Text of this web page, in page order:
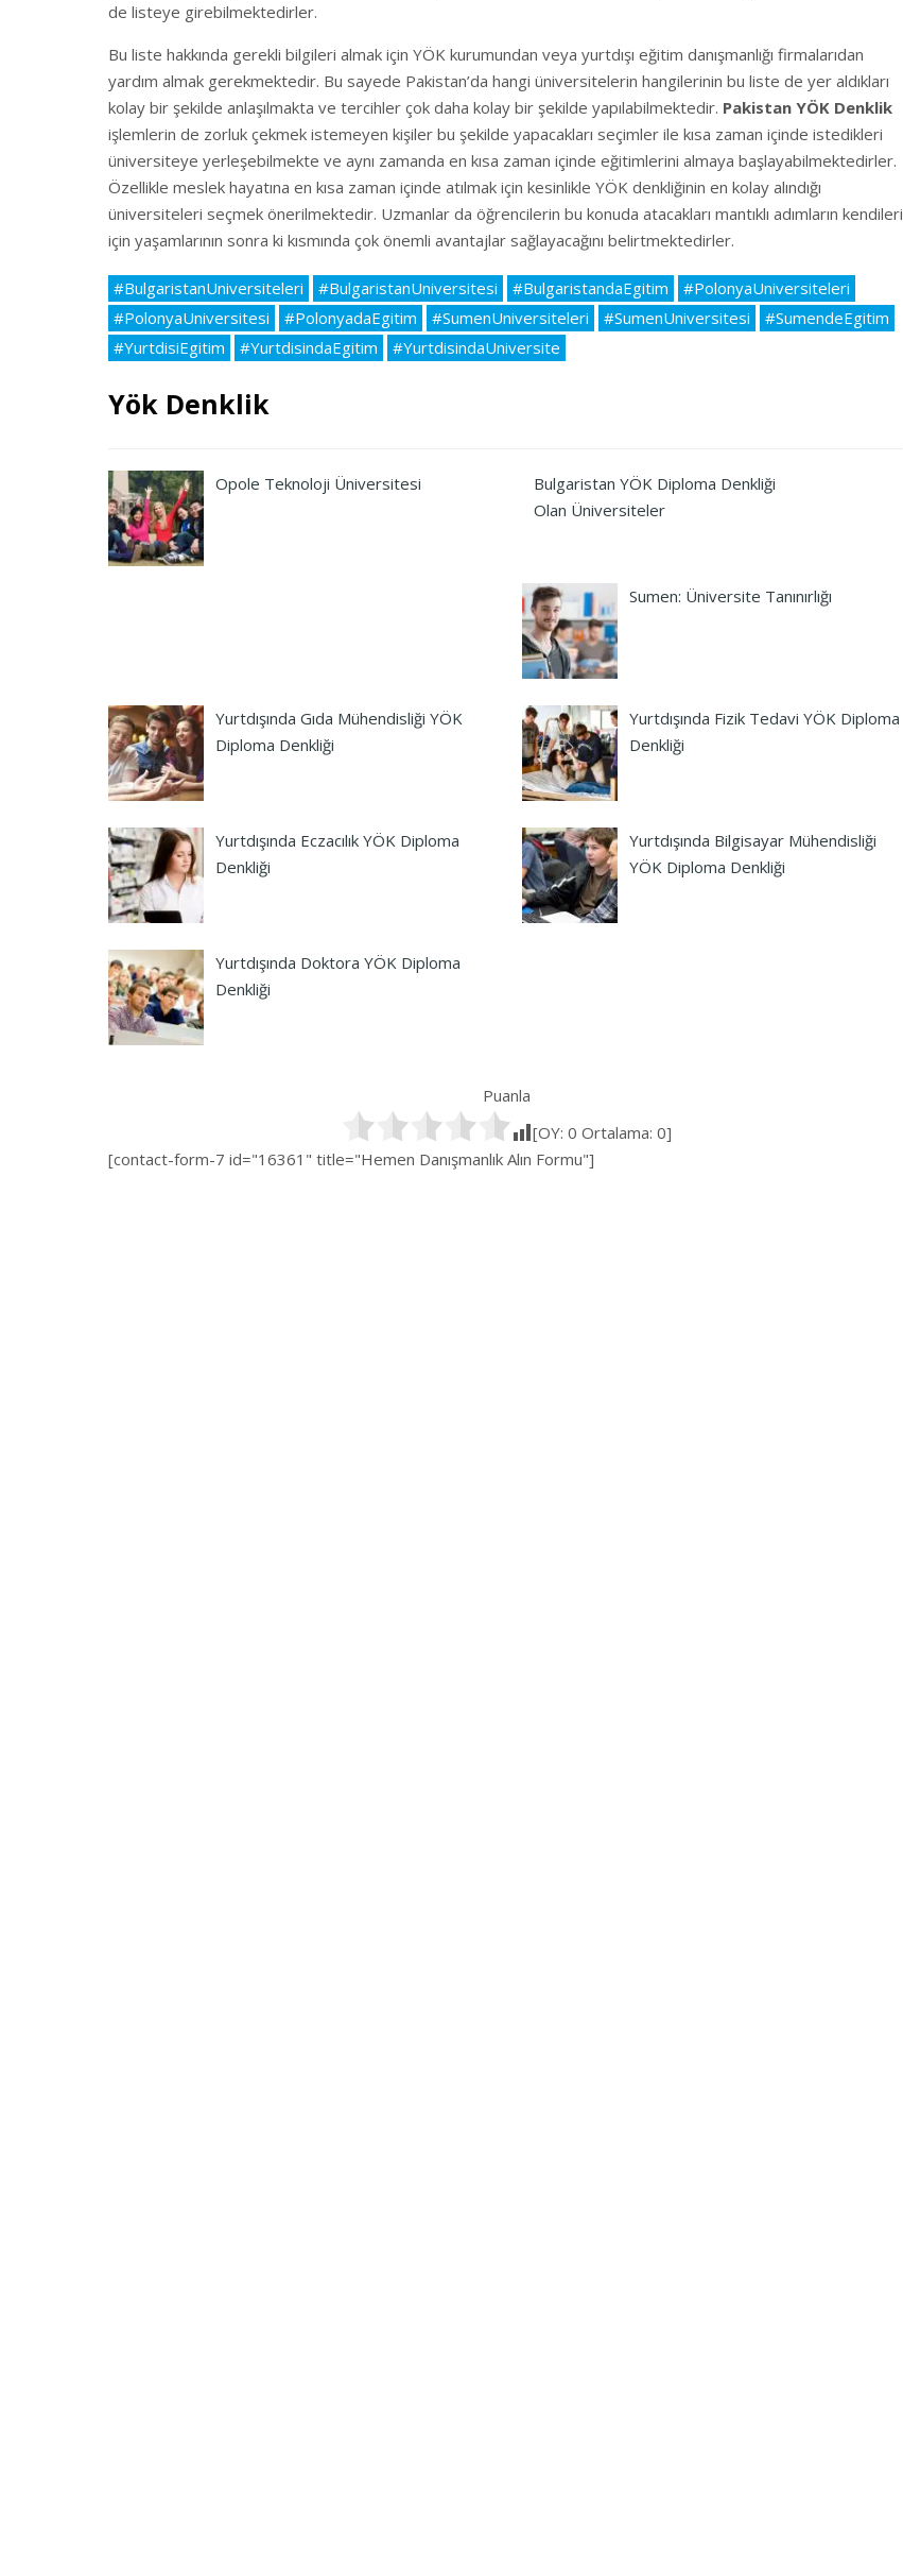
de listeye girebilmektedirler.
Bu liste hakkında gerekli bilgileri almak için YÖK kurumundan veya yurtdışı eğitim danışmanlığı firmalarıdan
yardım almak gerekmektedir. Bu sayede Pakistan’da hangi üniversitelerin hangilerinin bu liste de yer aldıkları
kolay bir şekilde anlaşılmakta ve tercihler çok daha kolay bir şekilde yapılabilmektedir. Pakistan YÖK Denklik
işlemlerin de zorluk çekmek istemeyen kişiler bu şekilde yapacakları seçimler ile kısa zaman içinde istedikleri
üniversiteye yerleşebilmekte ve aynı zamanda en kısa zaman içinde eğitimlerini almaya başlayabilmektedirler.
Özellikle meslek hayatına en kısa zaman içinde atılmak için kesinlikle YÖK denkliğinin en kolay alındığı
üniversiteleri seçmek önerilmektedir. Uzmanlar da öğrencilerin bu konuda atacakları mantıklı adımların kendileri
için yaşamlarının sonra ki kısmında çok önemli avantajlar sağlayacağını belirtmektedirler.
#BulgaristanUniversiteleri #BulgaristanUniversitesi #BulgaristandaEgitim
#PolonyaUniversiteleri
#PolonyaUniversitesi
#PolonyadaEgitim #SumenUniversiteleri #SumenUniversitesi
#SumendeEgitim
#YurtdisiEgitim
#YurtdisindaEgitim #YurtdisindaUniversite
Yök Denklik
Opole Teknoloji Üniversitesi
Bulgaristan YÖK Diploma Denkliği
Olan Üniversiteler
Sumen: Üniversite Tanınırlığı
Yurtdışında Gıda Mühendisliği YÖK
Diploma Denkliği
Yurtdışında Fizik Tedavi YÖK Diploma
Denkliği
Yurtdışında Eczacılık YÖK Diploma
Denkliği
Yurtdışında Bilgisayar Mühendisliği
YÖK Diploma Denkliği
Yurtdışında Doktora YÖK Diploma
Denkliği
Puanla
[OY: 0 Ortalama: 0]
[contact-form-7 id="16361" title="Hemen Danışmanlık Alın Formu"]